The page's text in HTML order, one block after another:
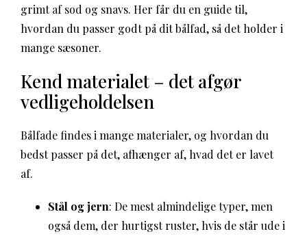
grimt af sod og snavs. Her får du en guide til,
hvordan du passer godt på dit bålfad, så det holder i
mange sæsoner.
Kend materialet – det afgør
vedligeholdelsen
Bålfade findes i mange materialer, og hvordan du
bedst passer på det, afhænger af, hvad det er lavet
af.
Stål og jern: De mest almindelige typer, men
også dem, der hurtigst ruster, hvis de står ude i